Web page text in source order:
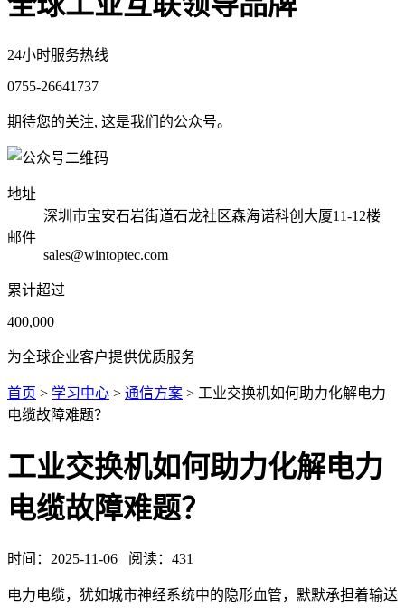
24小时服务热线
0755-26641737
期待您的关注, 这是我们的公众号。
地址
深圳市宝安石岩街道石龙社区森海诺科创大厦11-12楼
邮件
sales@wintoptec.com
累计超过
400,000
为全球企业客户提供优质服务
首页 > 学习中心 > 通信方案 > 工业交换机如何助力化解电力
电缆故障难题？
工业交换机如何助力化解电力
电缆故障难题？
时间： 2025-11-06 阅读： 431
电力电缆，犹如城市神经系统中的隐形血管，默默承担着输送